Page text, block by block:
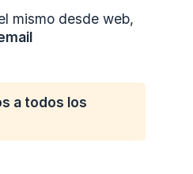
mismo desde web,
a todos los